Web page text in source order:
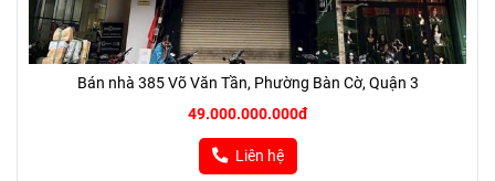
Bán nhà 385 Võ Văn Tần, Phường Bàn Cờ, Quận 3
49.000.000.000đ
Liên hệ